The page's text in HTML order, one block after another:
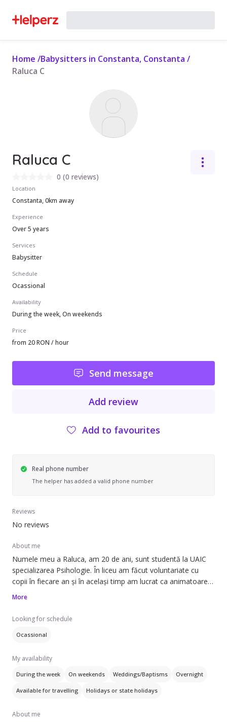
Home /Babysitters in Constanta, Constanta /
Raluca C
Raluca C
0 (0 reviews)
Location
Constanta, 0km away
Experience
Over 5 years
Services
Babysitter
Schedule
Ocassional
Availability
During the week, On weekends
Price
from 20 RON / hour
Send message
Add review
Add to favourites
Real phone number
The helper has added a valid phone number
Reviews
No reviews
About me
Numele meu a Raluca, am 20 de ani, sunt studentă la UAIC
specializarea Psihologie. În liceu am făcut voluntariate cu
copii în fiecare an și în același timp am lucrat ca animatoare
la petreceri de copii. Consider totodată că studiind psihologia
putea distra împreună datorită experienței provenite din
animații și voluntariate. În cazul copiilor mai mari pot oferi
ajutor la teme, am o soră mai mică, așa că am fost mereu la
sunt o fire foarte deschisă, prietenoasă și sociabilă. Sunt
responsabilă și atentă mai ales când vine vorba despre cei
copiii ! E-mail : raluca.ciolac1234@gmail.comTelefon :
More
Looking for schedule
Ocassional
My availability
During the week On weekends Weddings/Baptisms Overnight
Available for travelling Holidays or state holidays
About me